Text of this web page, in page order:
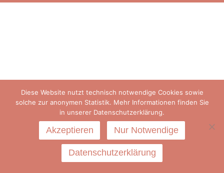
Diese Website nutzt technisch notwendige Cookies sowie
solche zur anonymen Statistik. Mehr Informationen finden Sie
in unserer Datenschutzerklärung.
Akzeptieren Nur Notwendige
Datenschutzerklärung